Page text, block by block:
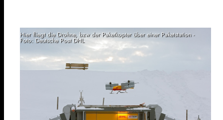
Hier fliegt die Drohne, bzw der Paketkopter über einer Paketstation -
Foto: Deutsche Post DHL